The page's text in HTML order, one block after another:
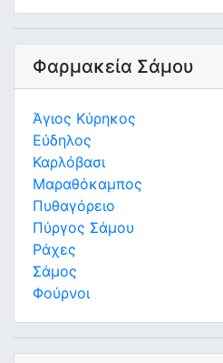
Φαρμακεία Σάμου
Άγιος Κύρηκος
Εύδηλος
Καρλόβασι
Μαραθόκαμπος
Πυθαγόρειο
Πύργος Σάμου
Ράχες
Σάμος
Φούρνοι